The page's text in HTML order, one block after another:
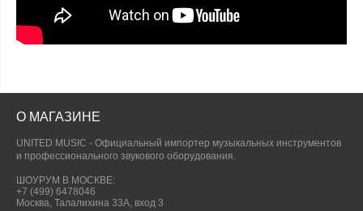
О МАГАЗИНЕ
UNITED MUSIC - Официальный импортер музыкальных инструментов
и профессионального звукового оборудования.
ШОУРУМ В МОСКВЕ:
+7 (499) 6478046
Москва, Талалихина 33А, вход 3